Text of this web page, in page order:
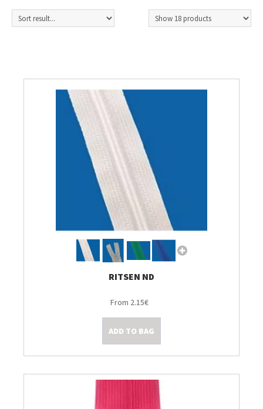
Lessen & Workshops
Breien & Haken
Patronen, Boeken & Tijdschriften
Café Marguerite
Machines en Toebehoren
Tips & Tricks
RITSEN ND
From 2.15€
ADD TO BAG